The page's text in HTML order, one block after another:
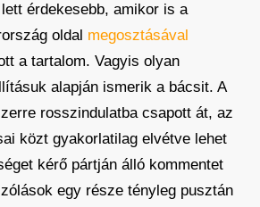
érdekesebb, amikor is a
oldal megosztásával
a tartalom. Vagyis olyan
alapján ismerik a bácsit. A
rosszindulatba csapott át, az
közt gyakorlatilag elvétve lehet
kérő pártján álló kommentet
egy része tényleg pusztán